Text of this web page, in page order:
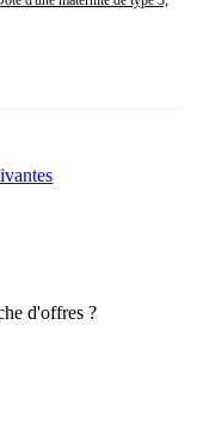
d'offres ?